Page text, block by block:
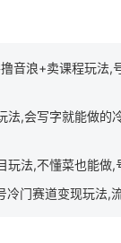
音浪+卖课程玩法,
法,会写字就能做的
玩法,不懂菜也能做
冷门赛道变现玩法,